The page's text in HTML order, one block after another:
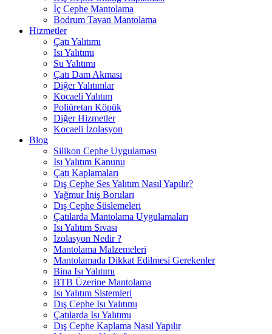
İç Cephe Mantolama
Bodrum Tavan Mantolama
Hizmetler
Çatı Yalıtımı
Isı Yalıtımı
Su Yalıtımı
Çatı Dam Akması
Diğer Yalıtımlar
Kocaeli Yalıtım
Poliüretan Köpük
Diğer Hizmetler
Kocaeli İzolasyon
Blog
Silikon Cephe Uygulaması
Isı Yalıtım Kanunu
Çatı Kaplamaları
Dış Cephe Ses Yalıtım Nasıl Yapılır?
Yağmur İniş Boruları
Dış Cephe Süslemeleri
Çatılarda Mantolama Uygulamaları
Isı Yalıtım Sıvası
İzolasyon Nedir ?
Mantolama Malzemeleri
Mantolamada Dikkat Edilmesi Gerekenler
Bina Isı Yalıtımı
BTB Üzerine Mantolama
Isı Yalıtım Sistemleri
Dış Cephe Isı Yalıtımı
Çatılarda Isı Yalıtımı
Dış Cephe Kaplama Nasıl Yapılır